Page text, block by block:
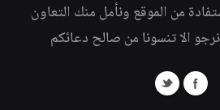
من الموقع ونأمل منك التعاون
الا تنسونا من صالح دعائكم